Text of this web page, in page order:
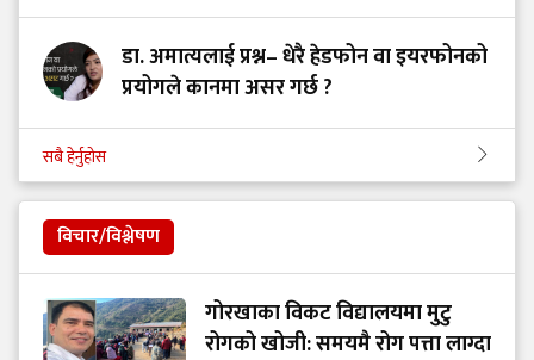
डा. अमात्यलाई प्रश्न– धेरै हेडफोन वा इयरफोनको
प्रयोगले कानमा असर गर्छ ?
सबै हेर्नुहोस
विचार/विश्लेषण
गोरखाका विकट विद्यालयमा मुटु
रोगको खोजी: समयमै रोग पत्ता लाग्दा